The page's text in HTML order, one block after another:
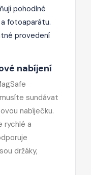
pohodlné
fotoaparátu.
provedení
nabíjení
sundávat
nabíječku.
rychlé a
držáky,